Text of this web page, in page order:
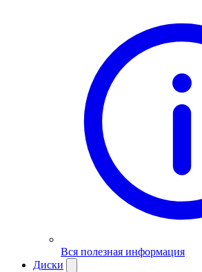
Вся полезная информация
Диски